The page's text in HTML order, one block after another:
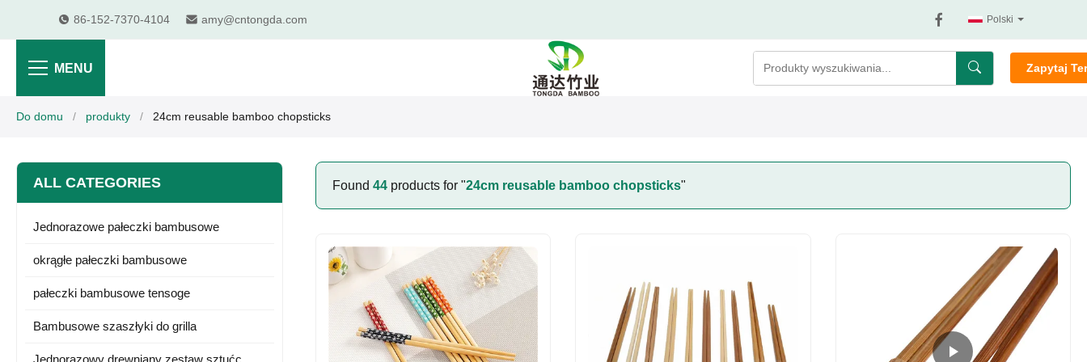
86-152-7370-4104 amy@cntongda.com Polski
MENU Zapytaj
Do domu / produkty / 24cm reusable bamboo chopsticks
ALL CATEGORIES
Jednorazowe pałeczki bambusowe
okrągłe pałeczki bambusowe
pałeczki bambusowe tensoge
Bambusowe szaszłyki do grilla
Jednorazowy drewniany zestaw sztućc
Found 44 products for "24cm reusable bamboo chopsticks"